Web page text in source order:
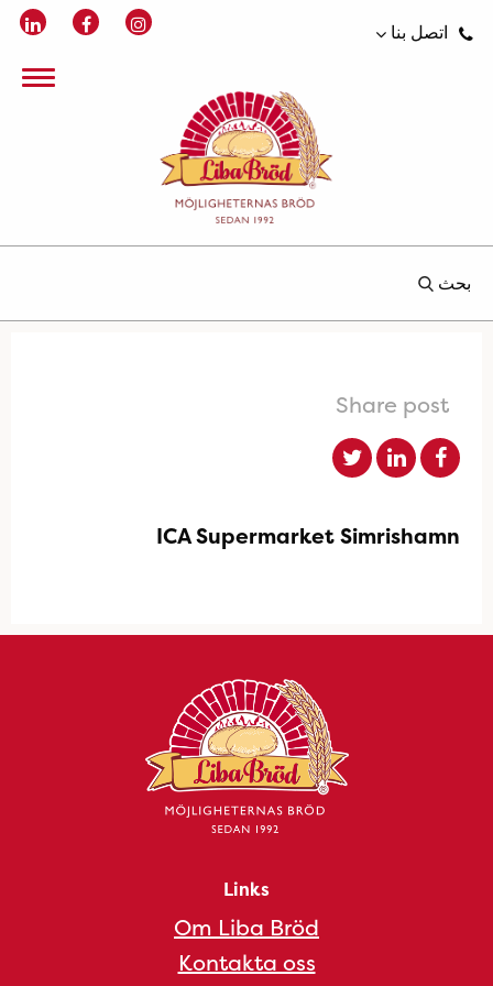
اتصل بنا
بحث
Share post
ICA Supermarket Simrishamn
Links
Om Liba Bröd
Kontakta oss